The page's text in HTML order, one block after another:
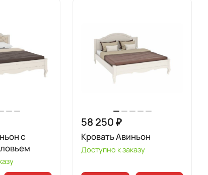
с
58 250 ₽
Кровать Авиньон
Доступно к заказу